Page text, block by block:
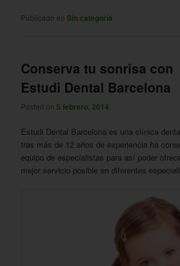
Publicado en Sin categoría
Conserva tu sonrisa con
Estudi Dental Barcelona
Posted on 5 febrero, 2014
Estudi Dental Barcelona es una clínica
tras más de 12 años de experiencia ha
equipo de especialistas para así poder
mejor servicio posible en diferentes